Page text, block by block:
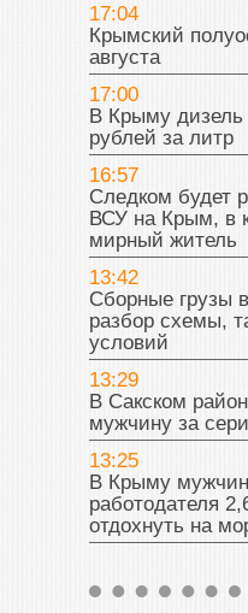
17:04
Крымский
августа
17:00
В Крыму дизель
рублей за литр
16:57
Следком будет
ВСУ на Крым, в
мирный житель
13:42
Сборные грузы
разбор схемы,
условий
13:29
В Сакском
мужчину за
13:25
В Крыму
работодателя
отдохнуть на